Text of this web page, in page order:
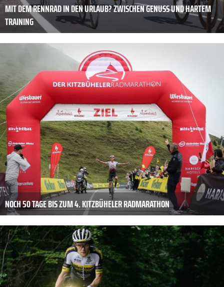
MIT DEM RENNRAD IN DEN URLAUB? ZWISCHEN GENUSS UND HARTEM
TRAINING
NOCH 50 TAGE BIS ZUM 4. KITZBÜHELER RADMARATHON